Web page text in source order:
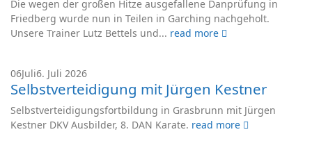
Die wegen der großen Hitze ausgefallene Danprüfung in
Friedberg wurde nun in Teilen in Garching nachgeholt.
Unsere Trainer Lutz Bettels und... read more
06Juli6. Juli 2026
Selbstverteidigung mit Jürgen Kestner
Selbstverteidigungsfortbildung in Grasbrunn mit Jürgen
Kestner DKV Ausbilder, 8. DAN Karate. read more